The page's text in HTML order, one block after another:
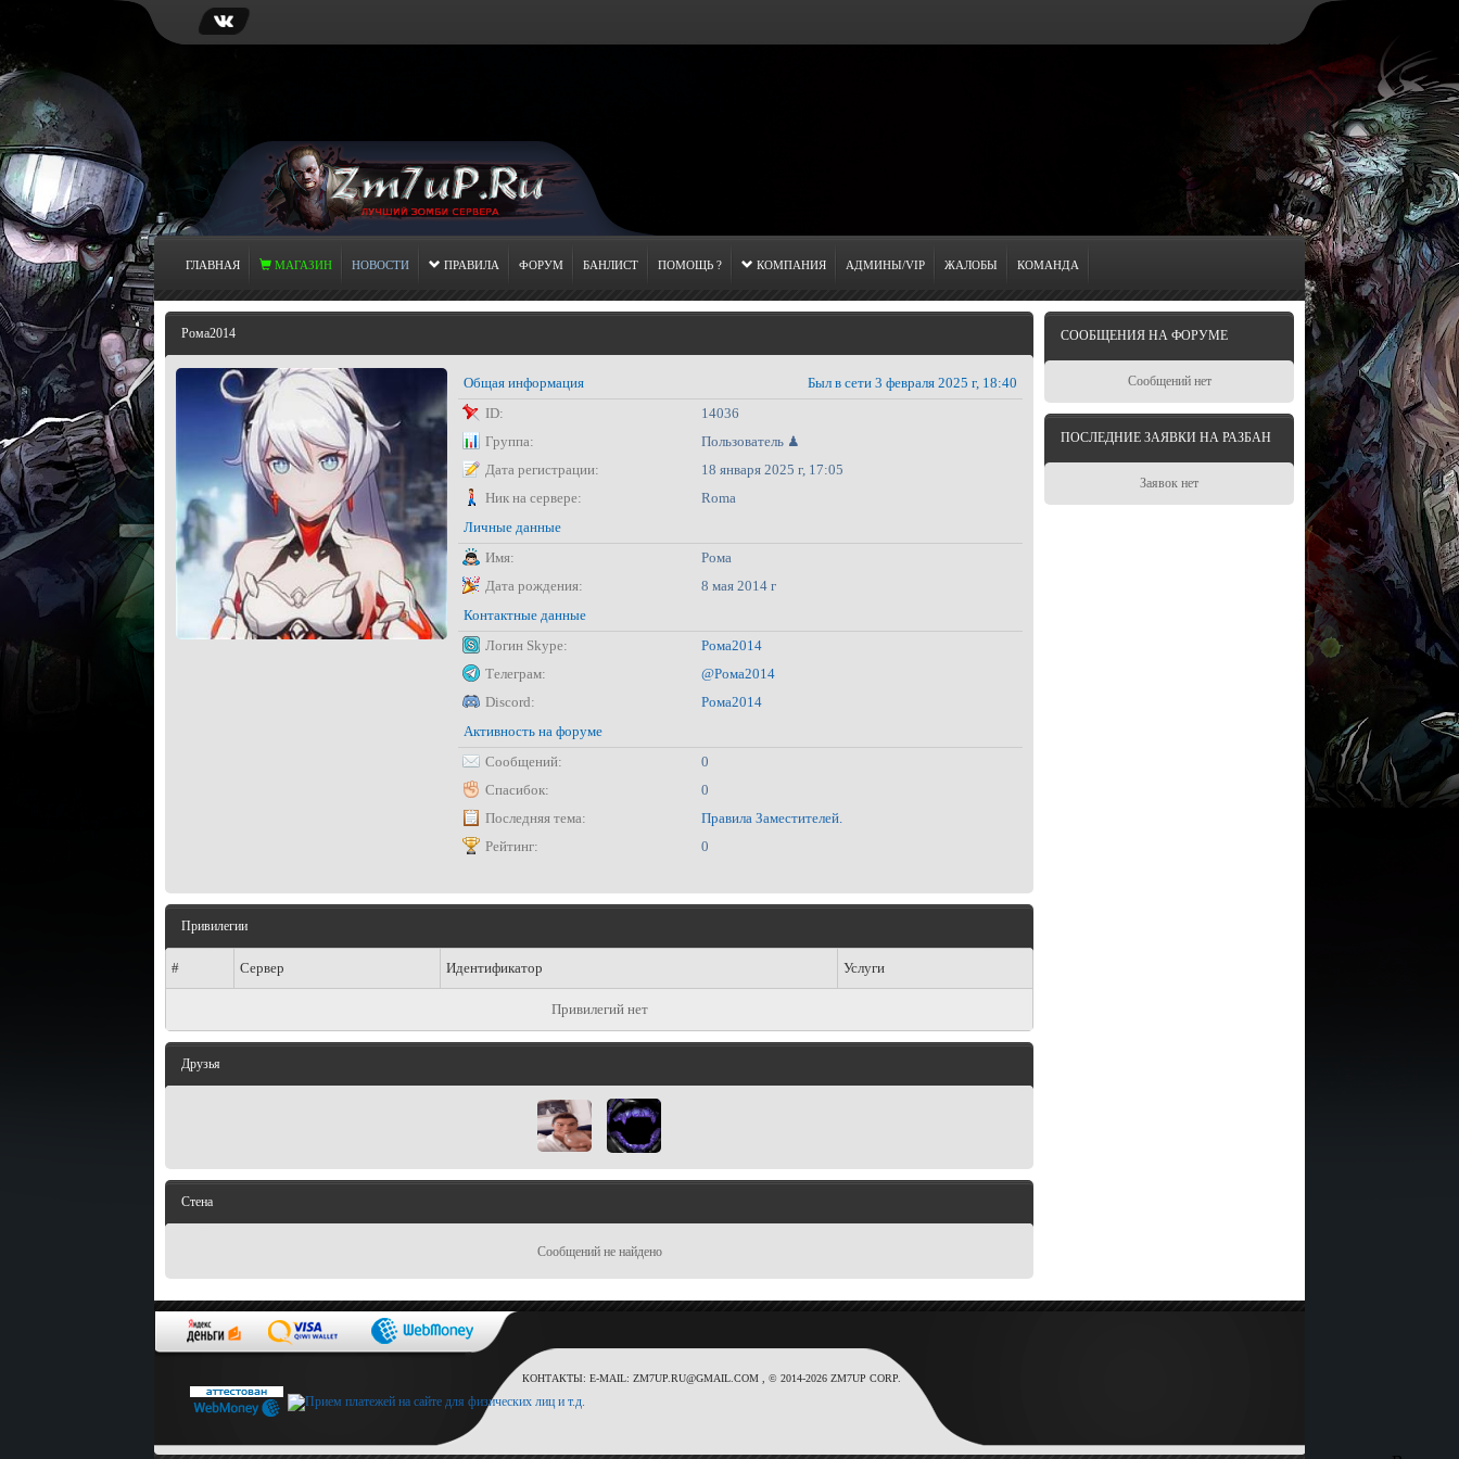
ГЛАВНАЯ МАГАЗИН НОВОСТИ ПРАВИЛА ФОРУМ БАНЛИСТ ПОМОЩЬ ? КОМПАНИЯ АДМИНЫ/VIP ЖАЛОБЫ КОМАНДА
Рома2014
Общая информация
Был в сети 3 февраля 2025 г, 18:40
ID:
14036
Группа:
Пользователь ♟
Дата регистрации:
18 января 2025 г, 17:05
Ник на сервере:
Roma
Личные данные
Имя:
Рома
Дата рождения:
8 мая 2014 г
Контактные данные
Логин Skype:
Рома2014
Телеграм:
@Рома2014
Discord:
Рома2014
Активность на форуме
Сообщений:
0
Спасибок:
0
Последняя тема:
Правила Заместителей.
Рейтинг:
0
Привилегии
# Сервер Идентификатор Услуги
Привилегий нет
Друзья
Стена
Сообщений не найдено
СООБЩЕНИЯ НА ФОРУМЕ
Сообщений нет
ПОСЛЕДНИЕ ЗАЯВКИ НА РАЗБАН
Заявок нет
КОНТАКТЫ: E-MAIL: ZM7UP.RU@GMAIL.COM , © 2014-2026 ZM7UP CORP.